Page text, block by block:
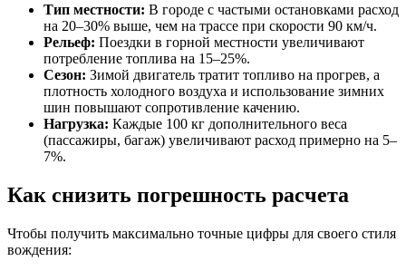
Тип местности: В городе с частыми остановками расход
на 20–30% выше, чем на трассе при скорости 90 км/ч.
Рельеф: Поездки в горной местности увеличивают
потребление топлива на 15–25%.
Сезон: Зимой двигатель тратит топливо на прогрев, а
плотность холодного воздуха и использование зимних
шин повышают сопротивление качению.
Нагрузка: Каждые 100 кг дополнительного веса
(пассажиры, багаж) увеличивают расход примерно на 5–
7%.
Как снизить погрешность расчета
Чтобы получить максимально точные цифры для своего стиля
вождения: